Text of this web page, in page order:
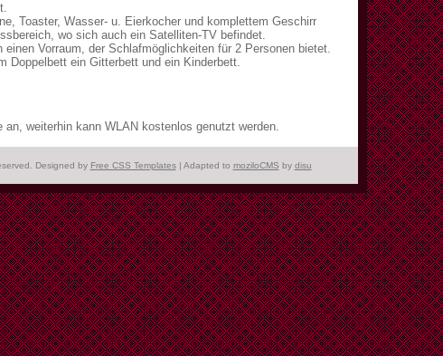
Toaster, Wasser- u. Eierkocher und komplettem Geschirr
wo sich auch ein Satelliten-TV befindet.
einen Vorraum, der Schlafmöglichkeiten für 2 Personen bietet.
Doppelbett ein Gitterbett und ein Kinderbett.
an, weiterhin kann WLAN kostenlos genutzt werden.
Designed by Free CSS Templates| Adapted to moziloCMS by disu